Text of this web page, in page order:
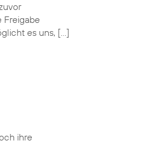
Freigabe
es uns, […]
ihre